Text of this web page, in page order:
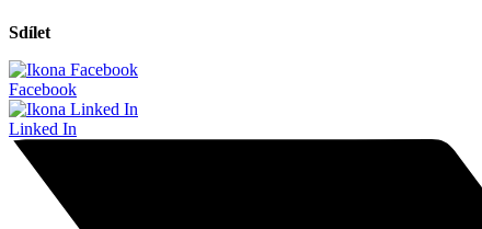
Sdílet
Facebook
Linked In